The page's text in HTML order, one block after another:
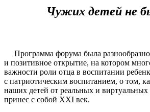
Чужих детей не
Программа форума была
и позитивное открытие, на котором
важности роли отца в воспитании
с патриотическим воспитанием, о том,
наших детей от реальных и виртуальных
принес с собой XXI век.